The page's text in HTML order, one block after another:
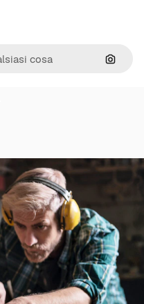
Cerca